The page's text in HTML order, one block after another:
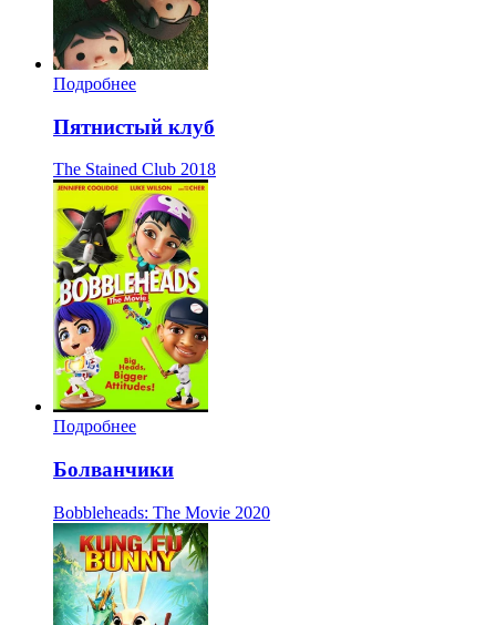
Подробнее
Пятнистый клуб
The Stained Club 2018
Подробнее
Болванчики
Bobbleheads: The Movie 2020